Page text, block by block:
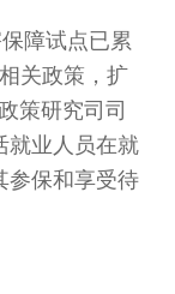
障试点已累
关政策，扩
策研究司司
就业人员在就
参保和享受待